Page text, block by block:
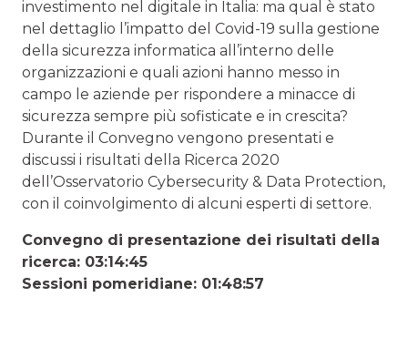
investimento nel digitale in Italia: ma qual è stato
nel dettaglio l’impatto del Covid-19 sulla gestione
della sicurezza informatica all’interno delle
organizzazioni e quali azioni hanno messo in
campo le aziende per rispondere a minacce di
sicurezza sempre più sofisticate e in crescita?
Durante il Convegno vengono presentati e
discussi i risultati della Ricerca 2020
dell’Osservatorio Cybersecurity & Data Protection,
con il coinvolgimento di alcuni esperti di settore.
Convegno di presentazione dei risultati della
ricerca: 03:14:45
Sessioni pomeridiane: 01:48:57